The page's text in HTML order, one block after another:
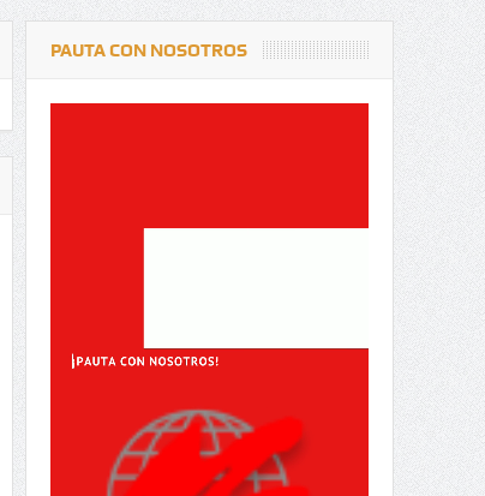
PAUTA CON NOSOTROS